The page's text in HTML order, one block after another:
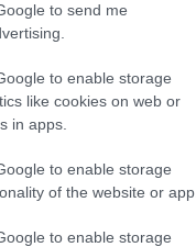
to send me
to enable storage
like cookies on web or
in apps.
to enable storage
of the website or app.
to enable storage